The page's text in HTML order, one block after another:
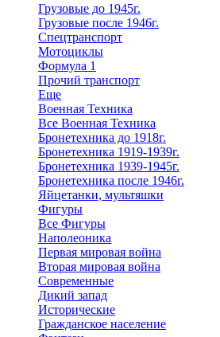
Грузовые до 1945г.
Грузовые после 1946г.
Спецтранспорт
Мотоциклы
Формула 1
Прочий транспорт
Еще
Военная Техника
Все Военная Техника
Бронетехника до 1918г.
Бронетехника 1919-1939г.
Бронетехника 1939-1945г.
Бронетехника после 1946г.
Яйцетанки, мультяшки
Фигуры
Все Фигуры
Наполеоника
Первая мировая война
Вторая мировая война
Современные
Дикий запад
Исторические
Гражданское население